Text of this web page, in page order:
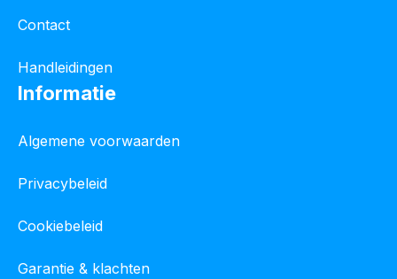
Contact
Handleidingen
Informatie
Algemene voorwaarden
Privacybeleid
Cookiebeleid
Garantie & klachten